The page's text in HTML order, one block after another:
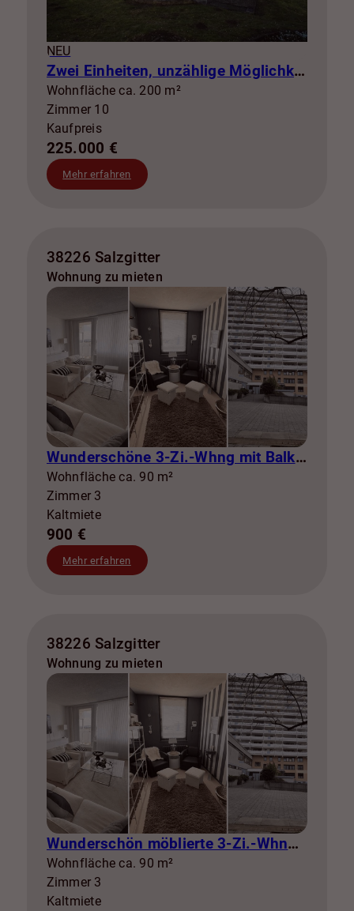
NEU
Zwei Einheiten, unzählige Möglichkeiten – Ihr Projekt mit Zukunft!
Wohnfläche ca. 200 m²
Zimmer 10
Kaufpreis
225.000 €
Mehr erfahren
38226 Salzgitter
Wohnung zu mieten
Wunderschöne 3-Zi.-Whng mit Balkon zur Miete! SZ-Lebenstedt
Wohnfläche ca. 90 m²
Zimmer 3
Kaltmiete
900 €
Mehr erfahren
38226 Salzgitter
Wohnung zu mieten
Wunderschön möblierte 3-Zi.-Whng mit Balkon zur Miete! SZ-Lebenstedt
Wohnfläche ca. 90 m²
Zimmer 3
Kaltmiete